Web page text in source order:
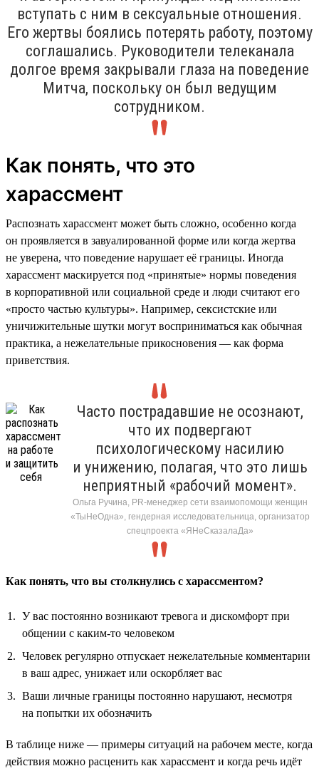
вступать с ним в сексуальные отношения.
Его жертвы боялись потерять работу, поэтому
соглашались. Руководители телеканала
долгое время закрывали глаза на поведение
Митча, поскольку он был ведущим
сотрудником.
Как понять, что это
харассмент
Распознать харассмент может быть сложно, особенно когда
он проявляется в завуалированной форме или когда жертва
не уверена, что поведение нарушает её границы. Иногда
харассмент маскируется под «принятые» нормы поведения
в корпоративной или социальной среде и люди считают его
«просто частью культуры». Например, сексистские или
уничижительные шутки могут восприниматься как обычная
практика, а нежелательные прикосновения — как форма
приветствия.
Часто пострадавшие не осознают,
что их подвергают
психологическому насилию
и унижению, полагая, что это лишь
неприятный «рабочий момент».
Ольга Ручина, PR-менеджер сети взаимопомощи женщин
«ТыНеОдна», гендерная исследовательница, организатор
спецпроекта «ЯНеСказалаДа»
Как понять, что вы столкнулись с харассментом?
У вас постоянно возникают тревога и дискомфорт при
общении с каким-то человеком
Человек регулярно отпускает нежелательные комментарии
в ваш адрес, унижает или оскорбляет вас
Ваши личные границы постоянно нарушают, несмотря
на попытки их обозначить
В таблице ниже — примеры ситуаций на рабочем месте, когда
действия можно расценить как харассмент и когда речь идёт